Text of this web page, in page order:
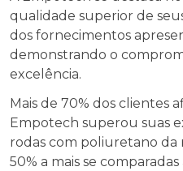
qualidade superior de
dos fornecimentos
demonstrando o
excelência.
Mais de 70% dos clientes
Empotech superou suas
rodas com poliuretano da
50% a mais se